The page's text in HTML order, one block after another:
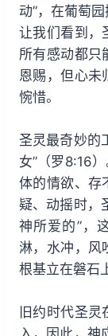
动”，在葡萄
让我们看到，
所有感动都只
恩赐，但心未
惋惜。
圣灵最奇妙的
女”（罗8:16
体的情欲、存
疑、动摇时，
神所爱的”，
淋，水冲，风
根基立在磐石
旧约时代圣灵